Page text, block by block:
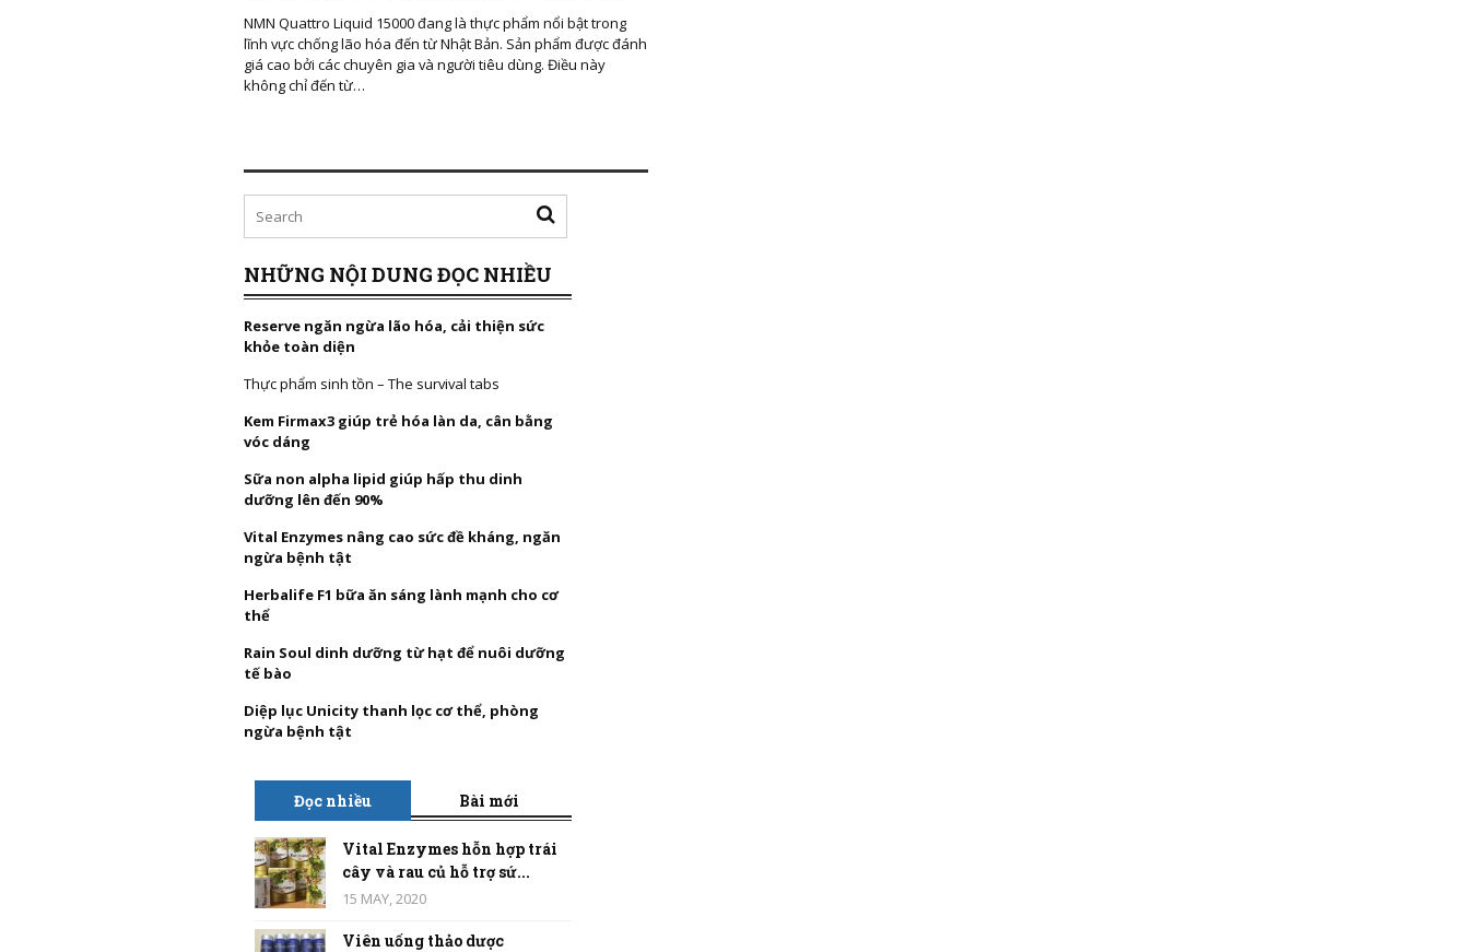
NMN Quattro Liquid 15000 đang là thực phẩm nổi bật trong
lĩnh vực chống lão hóa đến từ Nhật Bản. Sản phẩm được đánh
giá cao bởi các chuyên gia và người tiêu dùng. Điều này
không chỉ đến từ…
NHỮNG NỘI DUNG ĐỌC NHIỀU
Reserve ngăn ngừa lão hóa, cải thiện sức
khỏe toàn diện
Thực phẩm sinh tồn – The survival tabs
Kem Firmax3 giúp trẻ hóa làn da, cân bằng
vóc dáng
Sữa non alpha lipid giúp hấp thu dinh
dưỡng lên đến 90%
Vital Enzymes nâng cao sức đề kháng, ngăn
ngừa bệnh tật
Herbalife F1 bữa ăn sáng lành mạnh cho cơ
thể
Rain Soul dinh dưỡng từ hạt để nuôi dưỡng
tế bào
Diệp lục Unicity thanh lọc cơ thể, phòng
ngừa bệnh tật
Đọc nhiều Bài mới
Vital Enzymes hỗn hợp trái
cây và rau củ hỗ trợ sứ...
15 MAY, 2020
Viên uống thảo dược